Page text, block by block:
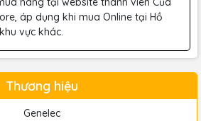
áp dụng khi mua Online tại Hồ
vực khác.
Thương hiệu
Genelec